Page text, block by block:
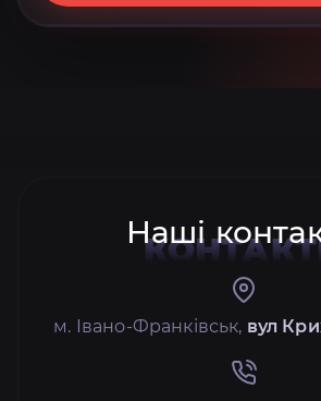
Наші
м. Івано-Франківськ, вул